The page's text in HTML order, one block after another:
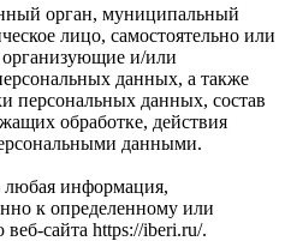
орган, муниципальный
лицо, самостоятельно или
и/или
данных, а также
персональных данных, состав
обработке, действия
данными.
информация,
к определенному или
сайта https://iberi.ru/.